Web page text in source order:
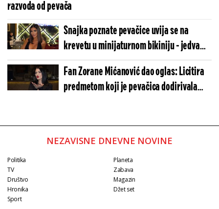
razvoda od pevača
Snajka poznate pevačice uvija se na
krevetu u minijaturnom bikiniju - jedva
zadržala cice da ne ispadnu!
Fan Zorane Mićanović dao oglas: Licitira
predmetom koji je pevačica dodirivala
NEZAVISNE DNEVNE NOVINE
Politika
TV
Društvo
Hronika
Sport
Planeta
Zabava
Magazin
Džet set